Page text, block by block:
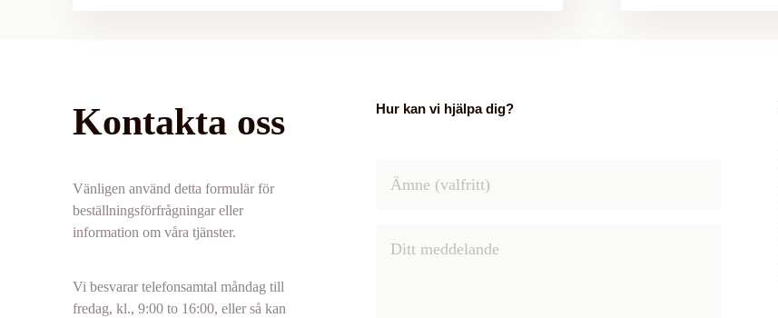
Kontakta oss
Vänligen använd detta formulär för
beställningsförfrågningar eller
information om våra tjänster.
Vi besvarar telefonsamtal måndag till
fredag, kl., 9:00 to 16:00, eller så kan
Hur kan vi hjälpa dig?